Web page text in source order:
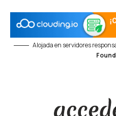
Alojada en servidores